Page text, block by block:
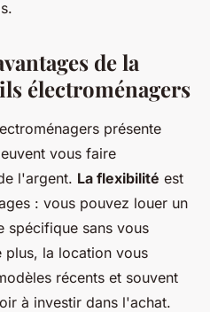
de la
électroménagers
présente
vous faire
l'argent. La flexibilité est
: vous pouvez louer un
spécifique sans vous
plus, la location vous
récents et souvent
à investir dans l'achat.